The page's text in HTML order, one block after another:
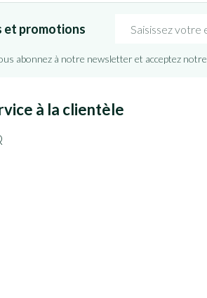
et promotions
abonnez à notre newsletter et acceptez notre
à la clientèle